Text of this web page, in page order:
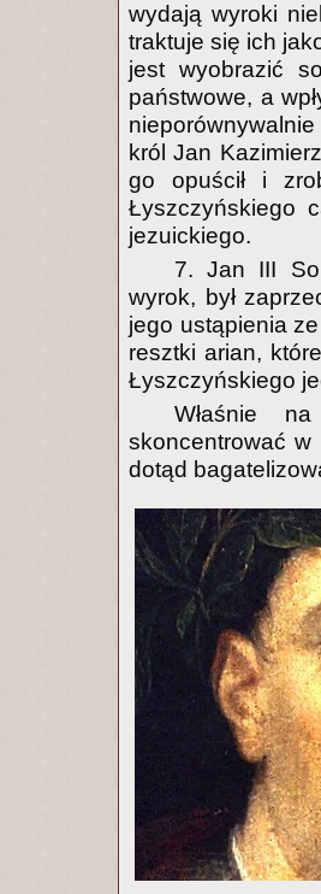
wydają wyroki
traktuje się ich
jest wyobrazić
państwowe, a
nieporównywalnie
król Jan
go opuścił i
Łyszczyńskiego
jezuickiego.
7. Jan III
wyrok, był
jego ustąpienia
resztki arian,
Łyszczyńskiego
Właśnie
skoncentrować w
dotąd